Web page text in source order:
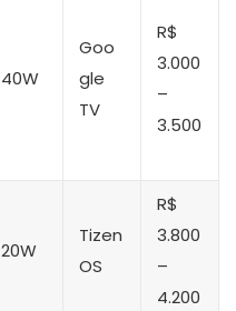
40W
Goo
gle
TV
R$
3.000
–
3.500
20W
Tizen
OS
R$
3.800
–
4.200